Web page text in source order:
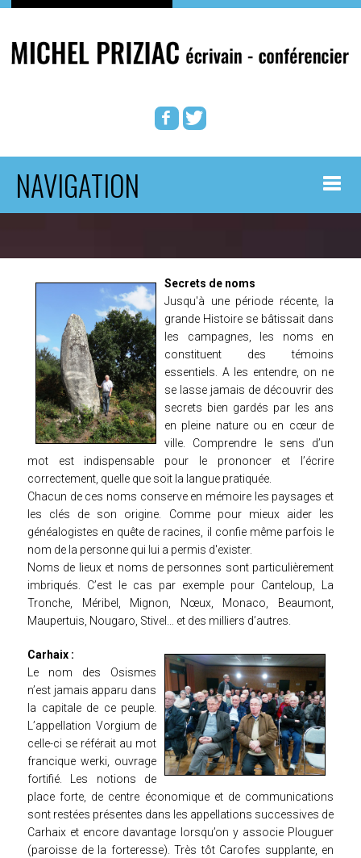
NAVIGATION
BOUTIQUE AUTEUR
ROMANS
PATRIMOINE
TOPONYMIE
TERROIR
BIOGRAPHIE
CONFÉRENCES
RADIO, VOIX HAUTE
TOPONYMIE
CEL
LIVRES EN FÊTE
LIVRES EN FÊTE 2025
LIVRES EN FÊTE 2024
CAFÉS LITTÉRAIRES
Secrets de noms
Jusqu'à une période récente, la
grande Histoire se bâtissait dans
les campagnes, les noms en
constituent des témoins
essentiels. A les entendre, on ne
se lasse jamais de découvrir des
secrets bien gardés par les ans
en pleine nature ou en cœur de
ville. Comprendre le sens d’un
mot est indispensable pour le prononcer et l’écrire
correctement, quelle que soit la langue pratiquée.
Chacun de ces noms conserve en mémoire les paysages et
les clés de son origine. Comme pour mieux aider les
généalogistes en quête de racines, il confie même parfois le
nom de la personne qui lui a permis d'exister.
Noms de lieux et noms de personnes sont particulièrement
imbriqués. C’est le cas par exemple pour Canteloup, La
Tronche, Méribel, Mignon, Nœux, Monaco, Beaumont,
Maupertuis, Nougaro, Stivel… et des milliers d’autres.
Carhaix :
Le nom des Osismes
n’est jamais apparu dans
la capitale de ce peuple.
L’appellation Vorgium de
celle-ci se référait au mot
francique werki, ouvrage
fortifié. Les notions de
place forte, de centre économique et de communications
sont restées présentes dans les appellations successives de
Carhaix et encore davantage lorsqu’on y associe Plouguer
(paroisse de la forteresse). Très tôt Carofes supplante, en